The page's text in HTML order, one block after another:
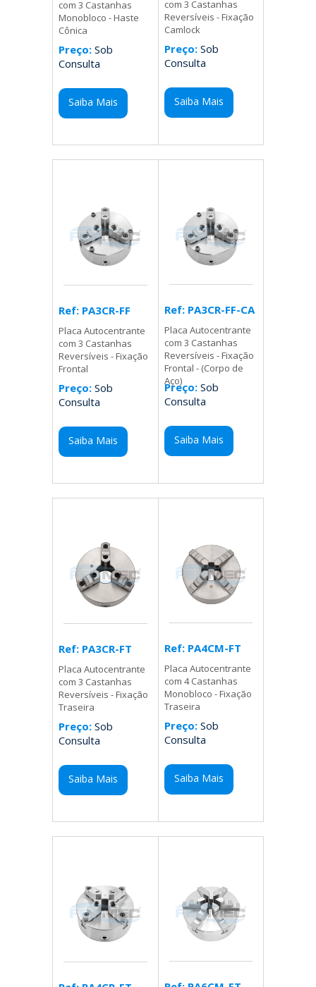
com 3 Castanhas
Monobloco - Haste
Cônica
Preço: Sob
Consulta
Saiba Mais
com 3 Castanhas
Reversíveis - Fixação
Camlock
Preço:Sob
Consulta
Saiba Mais
Ref: PA3CR-FF
Placa Autocentrante
com 3 Castanhas
Reversíveis - Fixação
Frontal
Preço: Sob
Consulta
Saiba Mais
Ref: PA3CR-FF-CA
Placa Autocentrante
com 3 Castanhas
Reversíveis - Fixação
Frontal - (Corpo de
Aço)
Preço:Sob
Consulta
Saiba Mais
Ref: PA3CR-FT
Placa Autocentrante
com 3 Castanhas
Reversíveis - Fixação
Traseira
Preço: Sob
Consulta
Saiba Mais
Ref: PA4CM-FT
Placa Autocentrante
com 4 Castanhas
Monobloco - Fixação
Traseira
Preço:Sob
Consulta
Saiba Mais